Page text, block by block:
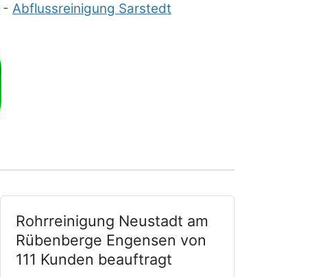
- Abflussreinigung Sarstedt
Rohrreinigung Neustadt am
Rübenberge Engensen von
111 Kunden beauftragt